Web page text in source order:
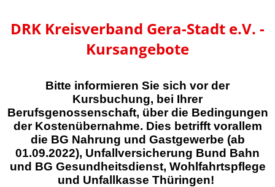
DRK Kreisverband Gera-Stadt e.V. -
Kursangebote
Bitte informieren Sie sich vor der
Kursbuchung, bei Ihrer
Berufsgenossenschaft, über die Bedingungen
der Kostenübernahme. Dies betrifft vorallem
die BG Nahrung und Gastgewerbe (ab
01.09.2022), Unfallversicherung Bund Bahn
und BG Gesundheitsdienst, Wohlfahrtspflege
und Unfallkasse Thüringen!